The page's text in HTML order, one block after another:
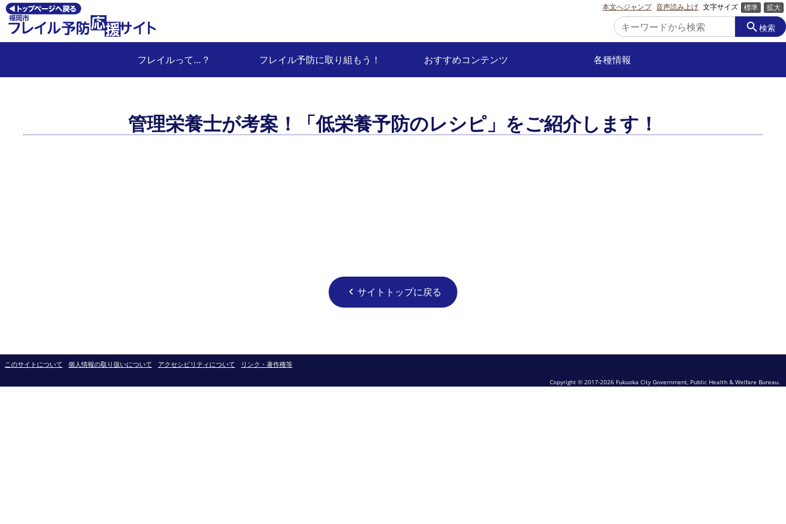
本文へジャンプ 音声読み上げ 文字サイズ 標準 拡大
search検索
フレイルって…？ フレイル予防に取り組もう！ おすすめコンテンツ 各種情報
管理栄養士が考案！「低栄養予防のレシピ」をご紹介します！
chevron_left サイトトップに戻る
このサイトについて 個人情報の取り扱いについて アクセシビリティについて リンク・著作権等
Copyright © 2017-2026 Fukuoka City Government, Public Health & Welfare Bureau.